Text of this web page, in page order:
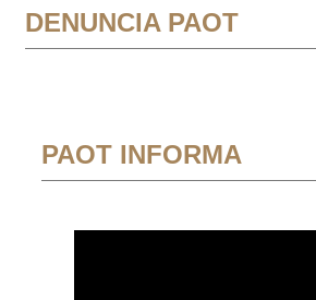
DENUNCIA PAOT
PAOT INFORMA